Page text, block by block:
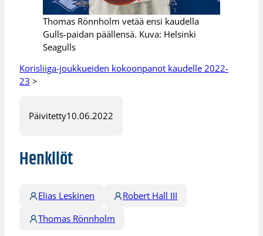
Thomas Rönnholm vetää ensi kaudella
Gulls-paidan päällensä. Kuva: Helsinki
Seagulls
Korisliiga-joukkueiden kokoonpanot kaudelle 2022-
23 >
Päivitetty10.06.2022
Henkilöt
Elias Leskinen
Robert Hall III
Thomas Rönnholm